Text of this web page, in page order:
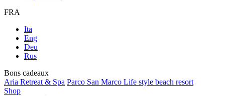
FRA
Ita
Eng
Deu
Rus
Bons cadeaux
Aria Retreat & Spa Parco San Marco Life style beach resort
Shop